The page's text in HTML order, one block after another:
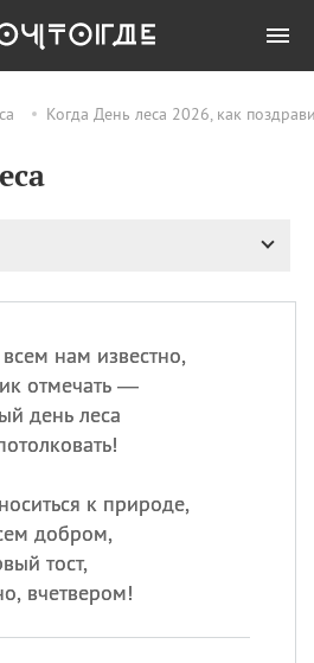
Когда День леса 2026, как
всем нам известно,
отмечать —
день леса
к природе,
добром,
тост,
вчетвером!
ПРАЗДНИКИ Все
09.08
11.08 День полета на
воздушном шарике
11.08
День Святой Клары —
покровительницы
телевидения
ИМЕНА
Сегодня празднуют именины